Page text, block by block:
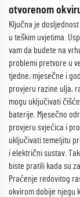
otvorenom
Ključna je
u teškim uvjetima.
vam da budete na
problemi pretvore u
tjedne, mjesečne i
provjeru razine ulja,
mogu uključivati
baterije. Mjesečno
provjeru svjećica i
uključivati temeljitu
i električni sustav.
biste pratili kada su
Praćenje redovitog
okvirom dobije njegu